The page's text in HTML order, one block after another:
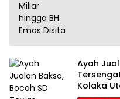
Ayah
Kolaka